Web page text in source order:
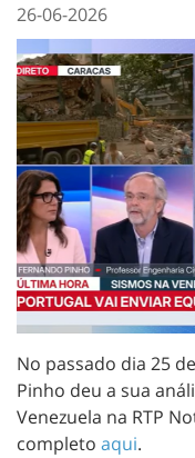
26-06-2026
No passado dia 25
Pinho deu a sua
Venezuela na RTP
completo aqui.